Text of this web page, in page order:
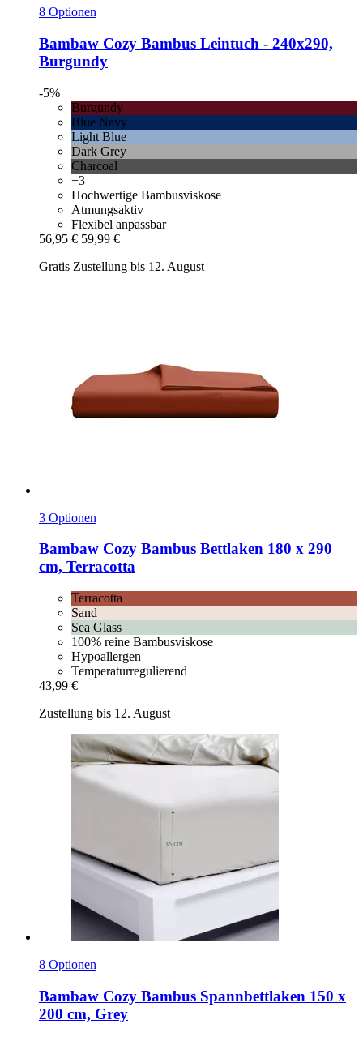
8 Optionen
Bambaw Cozy Bambus Leintuch -​ 240x290,
Burgundy
-5%
Burgundy
Blue Navy
Light Blue
Dark Grey
Charcoal
+3
Hochwertige Bambusviskose
Atmungsaktiv
Flexibel anpassbar
56,95 € 59,99 €
Gratis Zustellung bis 12. August
3 Optionen
Bambaw Cozy Bambus Bettlaken 180 x 290
cm, Terracotta
Terracotta
Sand
Sea Glass
100% reine Bambusviskose
Hypoallergen
Temperaturregulierend
43,99 €
Zustellung bis 12. August
8 Optionen
Bambaw Cozy Bambus Spannbettlaken 150 x
200 cm, Grey